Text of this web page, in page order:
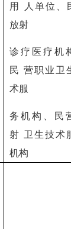
用
人单位、
放射
诊疗医疗机
民 营职业卫
术服
务机构、民
射 卫生技术
机构